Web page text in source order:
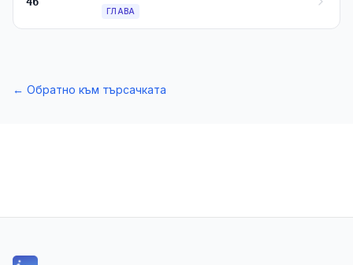
ГЛАВА
← Обратно към търсачката